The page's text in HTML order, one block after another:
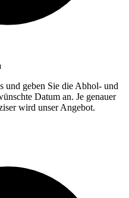
und geben Sie die Abhol- und
Datum an. Je genauer
wird unser Angebot.